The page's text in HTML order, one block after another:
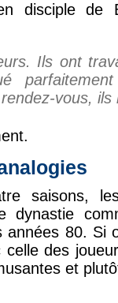
disciple
Ils ont
vous,
saisons,
dynastie
80. Si
des
et